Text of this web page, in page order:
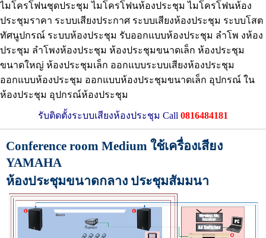
ไมโครโฟนชุดประชุม ไมโครโฟนห้องประชุม ไมโครโฟนห้อง
ประชุมราคา ระบบเสียงประกาศ ระบบเสียงห้องประชุม ระบบโสต
ทัศนูปกรณ์ ระบบห้องประชุม รับออกแบบห้องประชุม ลําโพ งห้อง
ประชุม ลำโพงห้องประชุม ห้องประชุมขนาดเล็ก ห้องประชุม
ขนาดใหญ่ ห้องประชุมเล็ก ออกแบบระบบเสียงห้องประชุม
ออกแบบห้องประชุม ออกแบบห้องประชุมขนาดเล็ก อุปกรณ์ ใน
ห้องประชุม อุปกรณ์ห้องประชุม
รับติดตั้งระบบเสียงห้องประชุม Call 0816484181
Conference room Medium ใช้เครื่องเสียง
YAMAHA
ห้องประชุมขนาดกลาง ประชุมสัมมนา